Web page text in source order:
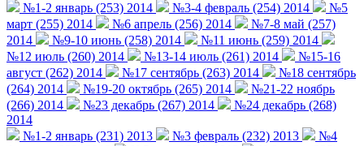
№1-2 январь (253) 2014
№3-4 февраль (254) 2014
№5
март (255) 2014
№6 апрель (256) 2014
№7-8 май (257)
2014
№9-10 июнь (258) 2014
№11 июнь (259) 2014
№12 июль (260) 2014
№13-14 июль (261) 2014
№15-16
август (262) 2014
№17 сентябрь (263) 2014
№18 сентябрь
(264) 2014
№19-20 октябрь (265) 2014
№21-22 ноябрь
(266) 2014
№23 декабрь (267) 2014
№24 декабрь (268)
2014
№1-2 январь (231) 2013
№3 февраль (232) 2013
№4